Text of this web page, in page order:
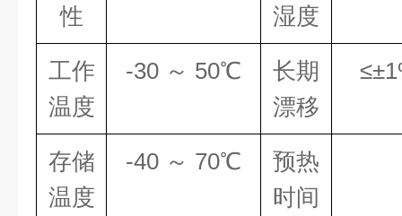
性
湿度
工作
温度
-30 ～ 50℃
长期
漂移
≤±
存储
温度
-40 ～ 70℃
预热
时间